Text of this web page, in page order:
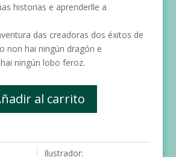
historias e aprenderlle a
das creadoras dos éxitos de
non hai ningún dragón e
ningún lobo feroz.
al carrito
Ilustrador: